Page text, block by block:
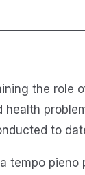
the role
to
tempo